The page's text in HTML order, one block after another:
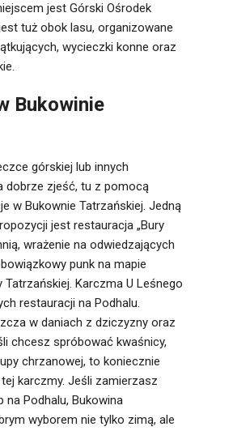
jest Górski Ośrodek
tuż obok lasu, organizowane
wycieczki konne oraz
Bukowinie
górskiej lub innych
dobrze zjeść, tu z pomocą
w Bukownie Tatrzańskiej. Jedną
jest restauracja „Bury
wrażenie na odwiedzających
punk na mapie
Karczma U Leśnego
restauracji na Podhalu.
w daniach z dziczyzny oraz
chcesz spróbować kwaśnicy,
chrzanowej, to koniecznie
karczmy. Jeśli zamierzasz
na Podhalu, Bukowina
wyborem nie tylko zimą, ale